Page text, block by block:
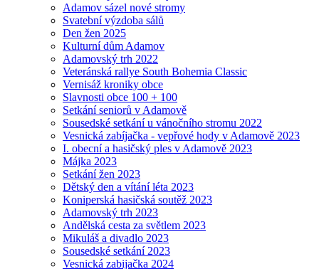
Adamov sázel nové stromy
Svatební výzdoba sálů
Den žen 2025
Kulturní dům Adamov
Adamovský trh 2022
Veteránská rallye South Bohemia Classic
Vernisáž kroniky obce
Slavnosti obce 100 + 100
Setkání seniorů v Adamově
Sousedské setkání u vánočního stromu 2022
Vesnická zabíjačka - vepřové hody v Adamově 2023
I. obecní a hasičský ples v Adamově 2023
Májka 2023
Setkání žen 2023
Dětský den a vítání léta 2023
Koniperská hasičská soutěž 2023
Adamovský trh 2023
Andělská cesta za světlem 2023
Mikuláš a divadlo 2023
Sousedské setkání 2023
Vesnická zabijačka 2024